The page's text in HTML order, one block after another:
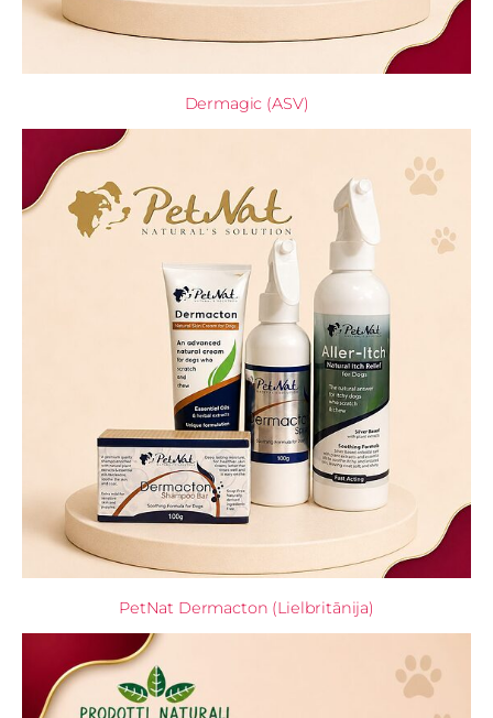
Dermagic (ASV)
PetNat Dermacton (Lielbritānija)